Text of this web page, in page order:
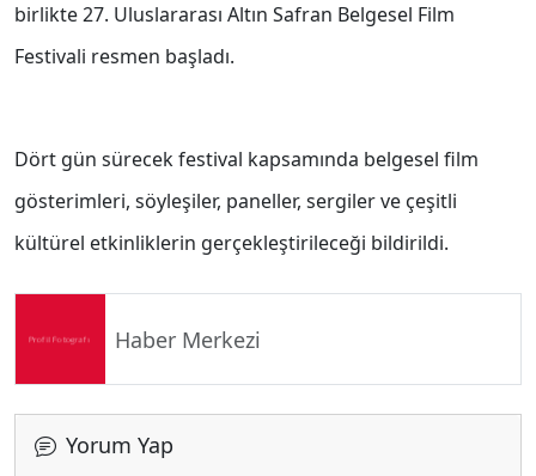
birlikte 27. Uluslararası Altın Safran Belgesel Film
Festivali resmen başladı.
Dört gün sürecek festival kapsamında belgesel film
gösterimleri, söyleşiler, paneller, sergiler ve çeşitli
kültürel etkinliklerin gerçekleştirileceği bildirildi.
Haber Merkezi
Yorum Yap